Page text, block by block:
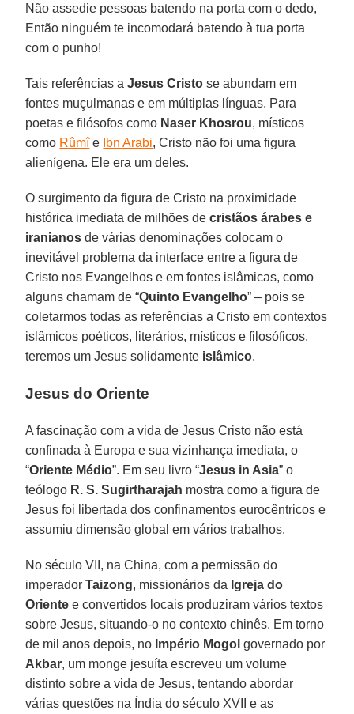
Não assedie pessoas batendo na porta com o dedo,
Então ninguém te incomodará batendo à tua porta
com o punho!
Tais referências aJesus Cristo se abundam em
fontes muçulmanas e em múltiplas línguas. Para
poetas e filósofos como Naser Khosrou, místicos
como Rûmîe Ibn Arabi, Cristo não foi uma figura
alienígena. Ele era um deles.
O surgimento da figura de Cristo na proximidade
histórica imediata de milhões decristãos árabes e
iranianos de várias denominações colocam o
inevitável problema da interface entre a figura de
Cristo nos Evangelhos e em fontes islâmicas, como
alguns chamam de “Quinto Evangelho” – pois se
coletarmos todas as referências a Cristo em contextos
islâmicos poéticos, literários, místicos e filosóficos,
teremos um Jesus solidamente islâmico.
Jesus do Oriente
A fascinação com a vida de Jesus Cristo não está
confinada à Europa e sua vizinhança imediata, o
“Oriente Médio”. Em seu livro “Jesus in Asia” o
teólogo R. S. Sugirtharajah mostra como a figura de
Jesus foi libertada dos confinamentos eurocêntricos e
assumiu dimensão global em vários trabalhos.
No século VII, na China, com a permissão do
imperadorTaizong, missionários da Igreja do
Oriente e convertidos locais produziram vários textos
sobre Jesus, situando-o no contexto chinês. Em torno
de mil anos depois, no Império Mogol governado por
Akbar, um monge jesuíta escreveu um volume
distinto sobre a vida de Jesus, tentando abordar
várias questões na Índia do século XVII e as